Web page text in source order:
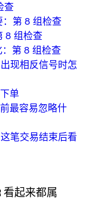
查
：第 8 组检查
8 组检查
第 8 组检查
现相反信号时怎
单
最容易忽略什
笔交易结束后看
看起来都属